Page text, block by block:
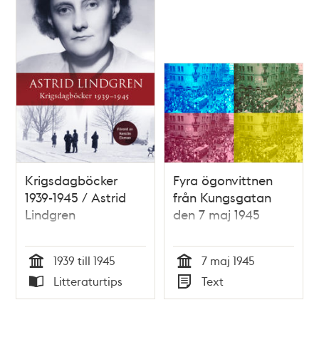
poster
och
Krigsdagböcker
1939-1945 / Astrid
Lindgren
Tid
1939 till 1945
Typ
Litteraturtips
Fyra ögonvittnen
från Kungsgatan
den 7 maj 1945
Tid
7 maj 1945
Typ
Text